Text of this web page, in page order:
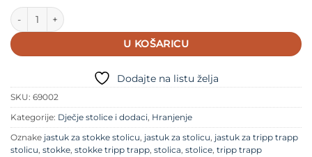
Stokke Tripp Trapp Jastuk Classic Cushion - Beige količina
U KOŠARICU
Dodajte na listu želja
SKU: 69002
Kategorije: Dječje stolice i dodaci, Hranjenje
Oznake jastuk za stokke stolicu, jastuk za stolicu, jastuk za tripp trapp
stolicu, stokke, stokke tripp trapp, stolica, stolice, tripp trapp